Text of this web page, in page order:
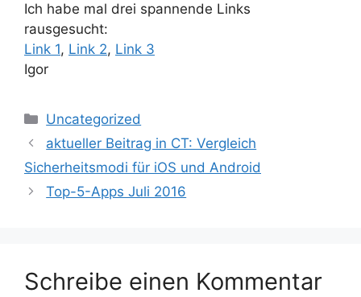
Ich habe mal drei spannende Links
rausgesucht:
Link 1, Link 2, Link 3
Igor
Kategorien
Uncategorized
aktueller Beitrag in CT: Vergleich
Sicherheitsmodi für iOS und Android
Top-5-Apps Juli 2016
Schreibe einen Kommentar